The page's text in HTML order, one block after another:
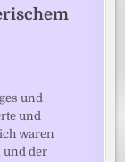
und
und
waren
und der